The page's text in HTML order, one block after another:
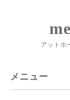
アットホ
メニュー